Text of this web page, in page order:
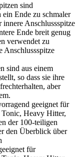
sind
ein Ende zu schmaler
Anschlussspitze
Ende breit genug
verwendet zu
Anschlussspitze
sind aus einem
so dass sie ihre
aber
geeignet für
Heavy Hitter,
der 100-teiligen
den Überblick über
für